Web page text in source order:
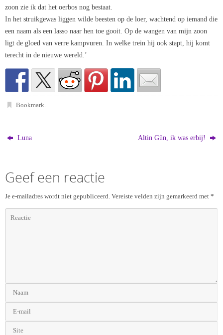
zoon zie ik dat het oerbos nog bestaat.
In het struikgewas liggen wilde beesten op de loer, wachtend op iemand die
een naam als een lasso naar hen toe gooit. Op de wangen van mijn zoon
ligt de gloed van verre kampvuren. In welke trein hij ook stapt, hij komt
terecht in de nieuwe wereld.’
Bookmark.
Luna Altin Gün, ik was erbij!
Geef een reactie
Je e-mailadres wordt niet gepubliceerd. Vereiste velden zijn gemarkeerd met *